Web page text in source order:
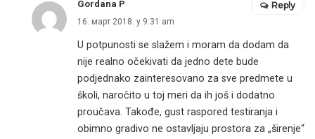
Gordana P
16. март 2018. у 9:31 am
U potpunosti se slažem i moram da dodam da
nije realno očekivati da jedno dete bude
podjednako zainteresovano za sve predmete u
školi, naročito u toj meri da ih još i dodatno
proučava. Takođe, gust raspored testiranja i
obimno gradivo ne ostavljaju prostora za „širenje“
Reply